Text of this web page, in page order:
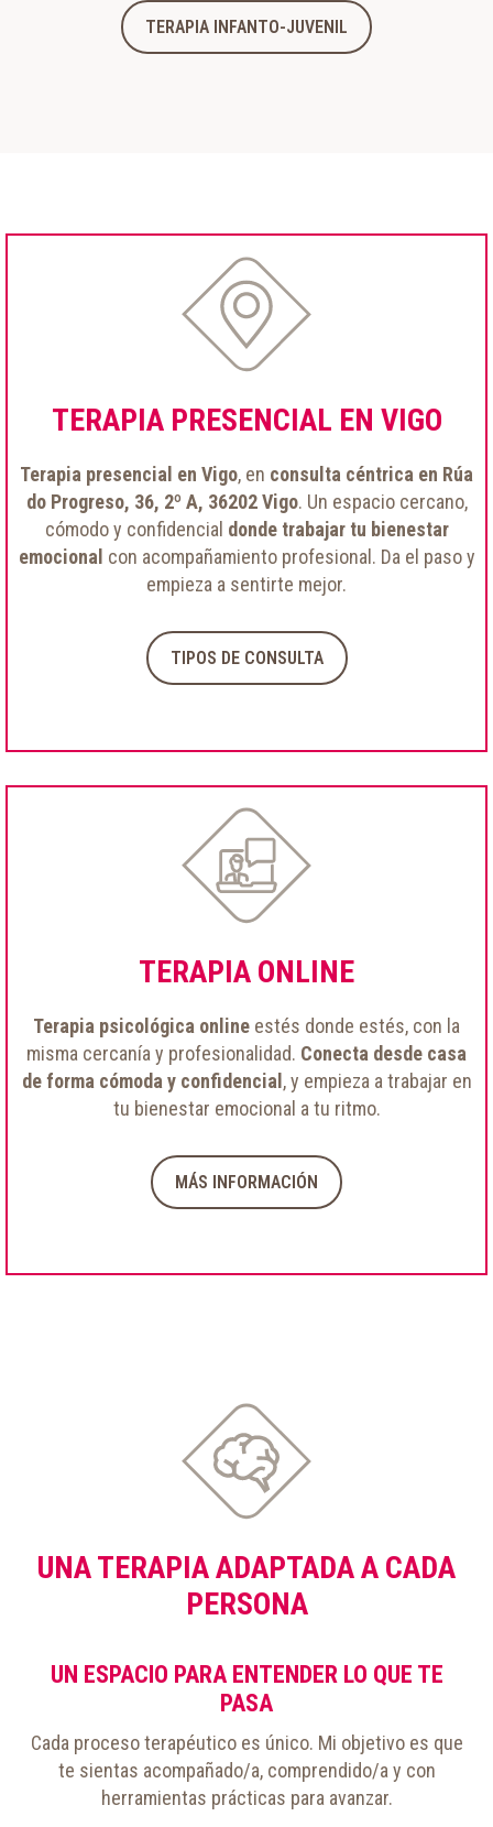
TERAPIA INFANTO-JUVENIL
TERAPIA PRESENCIAL EN VIGO
Terapia presencial en Vigo, en consulta céntrica en Rúa
do Progreso, 36, 2º A, 36202 Vigo. Un espacio cercano,
cómodo y confidencial donde trabajar tu bienestar
emocional con acompañamiento profesional. Da el paso y
empieza a sentirte mejor.
TIPOS DE CONSULTA
TERAPIA ONLINE
Terapia psicológica online estés donde estés, con la
misma cercanía y profesionalidad. Conecta desde casa
de forma cómoda y confidencial, y empieza a trabajar en
tu bienestar emocional a tu ritmo.
MÁS INFORMACIÓN
UNA TERAPIA ADAPTADA A CADA
PERSONA
UN ESPACIO PARA ENTENDER LO QUE TE
PASA
Cada proceso terapéutico es único. Mi objetivo es que
te sientas acompañado/a, comprendido/a y con
herramientas prácticas para avanzar.